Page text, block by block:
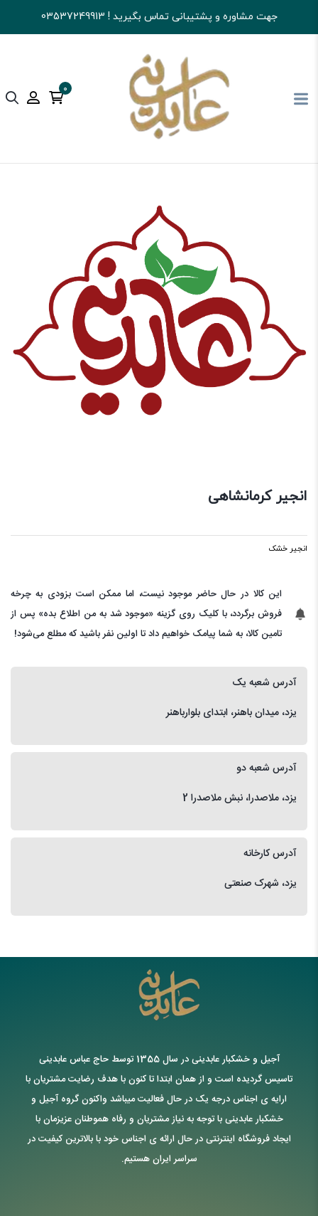
جهت مشاوره و پشتیبانی تماس بگیرید ! 03537249913
0
آجیل و خشکبار عابدینی خرید خشکبار انجیر خشک
انجیر کرمانشاهی
انجیر خشک
این کالا در حال حاضر موجود نیست، اما ممکن است بزودی به چرخه
فروش برگردد، با کلیک روی گزینه «موجود شد به من اطلاع بده» پس از
تامین کالا، به شما پیامک خواهیم داد تا اولین نفر باشید که مطلع می‌شود!
آدرس شعبه یک
یزد، میدان باهنر، ابتدای بلوارباهنر
آدرس شعبه دو
یزد، ملاصدرا، نبش ملاصدرا 2
آدرس کارخانه
یزد، شهرک صنعتی
آجیل و خشکبار عابدینی در سال 1355 توسط حاج عباس عابدینی
تاسیس گردیده است و از همان ابتدا تا کنون با هدف رضایت مشتریان با
ارایه ی اجناس درجه یک در حال فعالیت میباشد واکنون گروه آجیل و
خشکبار عابدینی با توجه به نیاز مشتریان و رفاه هموطنان عزیزمان با
ایجاد فروشگاه اینترنتی در حال ارائه ی اجناس خود با بالاترین کیفیت در
سراسر ایران هستیم.